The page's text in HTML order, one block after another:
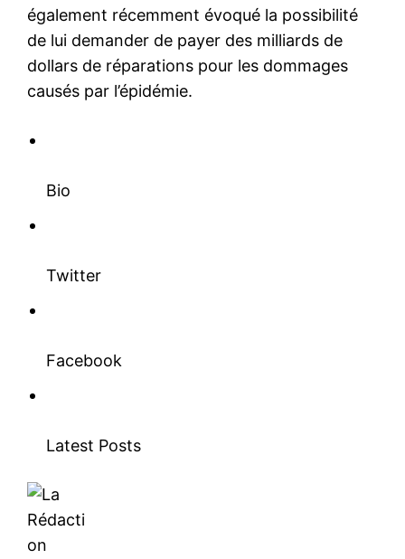
également récemment évoqué la possibilité
de lui demander de payer des milliards de
dollars de réparations pour les dommages
causés par l’épidémie.
Bio
Twitter
Facebook
Latest Posts